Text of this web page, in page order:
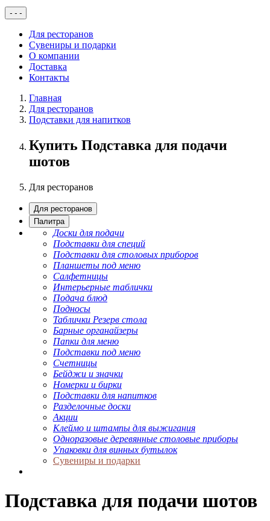
- - -
Для ресторанов
Сувениры и подарки
О компании
Доставка
Контакты
Главная
Для ресторанов
Подставки для напитков
Купить Подставка для подачи
шотов
Для ресторанов
Для ресторанов
Палитра
Доски для подачи
Подставки для специй
Подставки для столовых приборов
Планшеты под меню
Салфетницы
Интерьерные таблички
Подача блюд
Подносы
Таблички Резерв стола
Барные органайзеры
Папки для меню
Подставки под меню
Счетницы
Бейджи и значки
Номерки и бирки
Подставки для напитков
Разделочные доски
Акции
Клеймо и штампы для выжигания
Одноразовые деревянные столовые приборы
Упаковки для винных бутылок
Сувениры и подарки
Подставка для подачи шотов